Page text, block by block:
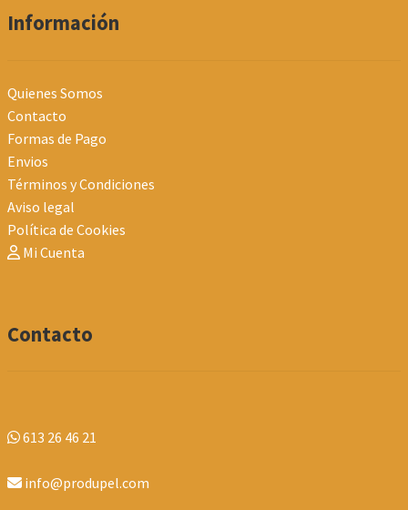
Información
Quienes Somos
Contacto
Formas de Pago
Envios
Términos y Condiciones
Aviso legal
Política de Cookies
Mi Cuenta
Contacto
613 26 46 21
info@produpel.com